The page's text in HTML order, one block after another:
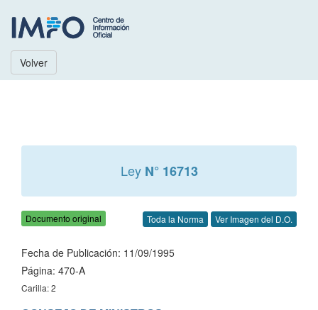
Volver
Ley N° 16713
Documento original Toda la Norma Ver Imagen del D.O.
Fecha de Publicación: 11/09/1995
Página: 470-A
Carilla: 2